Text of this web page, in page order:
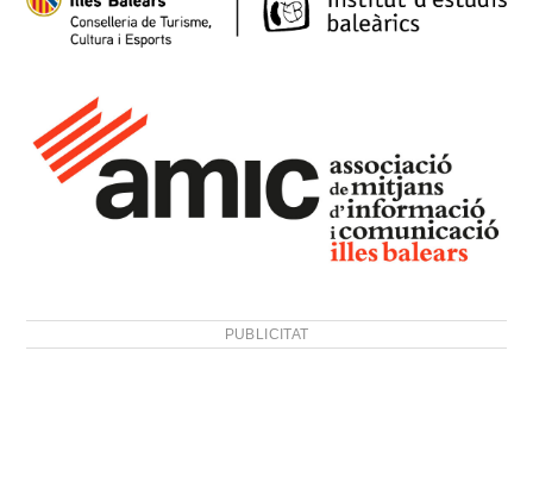
PUBLICITAT